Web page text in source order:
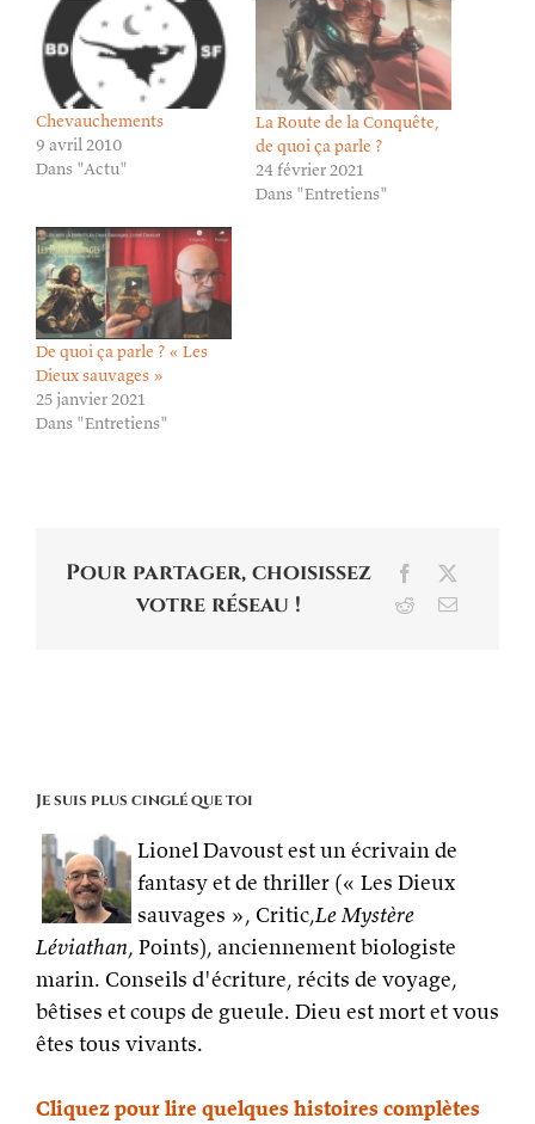
Chevauchements
9 avril 2010
Dans "Actu"
La Route de la Conquête,
de quoi ça parle ?
24 février 2021
Dans "Entretiens"
De quoi ça parle ? « Les
Dieux sauvages »
25 janvier 2021
Dans "Entretiens"
Pour partager, choisissez
votre réseau !
Facebook
RedditEmail
Je suis plus cinglé que toi
Lionel Davoust est un écrivain de
fantasy et de thriller (« Les Dieux
sauvages », Critic,Le Mystère
Léviathan, Points), anciennement biologiste
marin. Conseils d'écriture, récits de voyage,
bêtises et coups de gueule. Dieu est mort et vous
êtes tous vivants.
Cliquez pour lire quelques histoires complètes